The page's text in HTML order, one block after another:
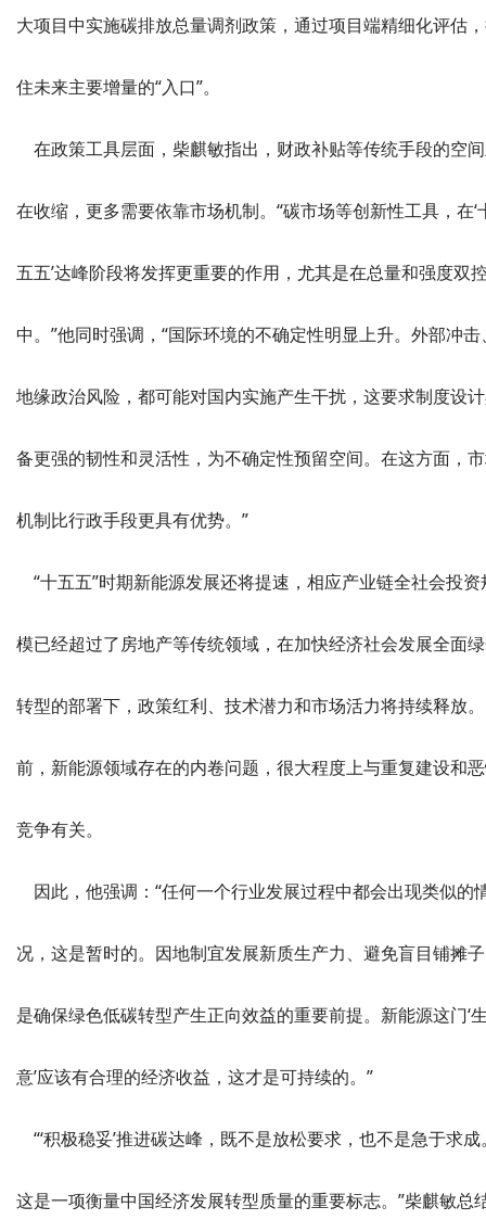
大项目中实施碳排放总量调剂政策，通过项目端精细化评估
住未来主要增量的“入口”。
在政策工具层面，柴麒敏指出，财政补贴等传统手段的空
在收缩，更多需要依靠市场机制。“碳市场等创新性工具，在‘
五五’达峰阶段将发挥更重要的作用，尤其是在总量和强度双
中。”他同时强调，“国际环境的不确定性明显上升。外部冲击
地缘政治风险，都可能对国内实施产生干扰，这要求制度设
备更强的韧性和灵活性，为不确定性预留空间。在这方面，
机制比行政手段更具有优势。”
“十五五”时期新能源发展还将提速，相应产业链全社会投资
模已经超过了房地产等传统领域，在加快经济社会发展全面
转型的部署下，政策红利、技术潜力和市场活力将持续释放
前，新能源领域存在的内卷问题，很大程度上与重复建设和
竞争有关。
因此，他强调：“任何一个行业发展过程中都会出现类似的
况，这是暂时的。因地制宜发展新质生产力、避免盲目铺摊
是确保绿色低碳转型产生正向效益的重要前提。新能源这门‘
意’应该有合理的经济收益，这才是可持续的。”
“‘积极稳妥’推进碳达峰，既不是放松要求，也不是急于求成
这是一项衡量中国经济发展转型质量的重要标志。”柴麒敏总